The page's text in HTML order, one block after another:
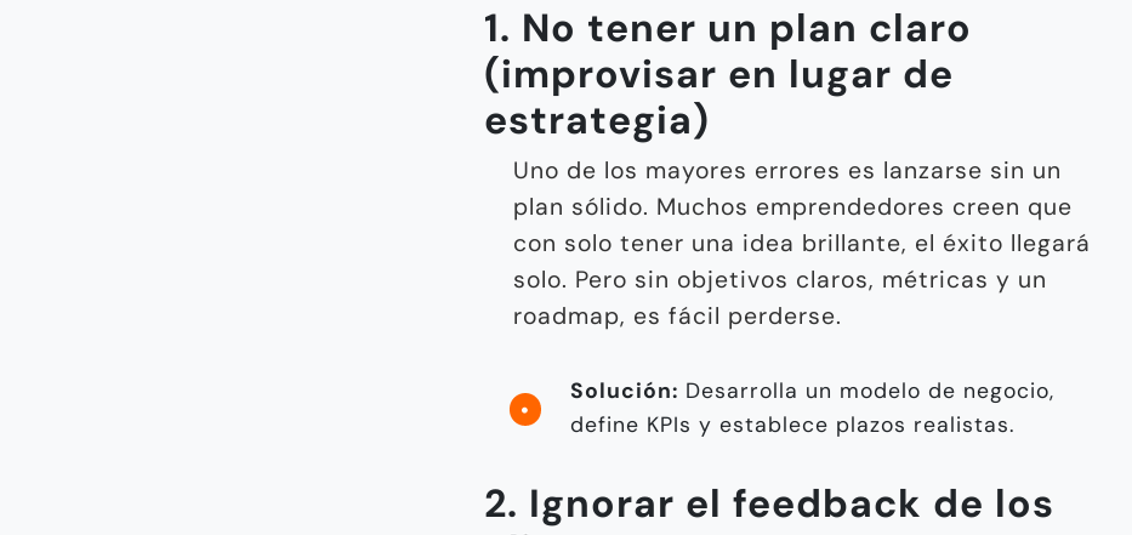
1. No tener un plan claro
(improvisar en lugar de
estrategia)
Uno de los mayores errores es lanzarse sin un
plan sólido. Muchos emprendedores creen que
con solo tener una idea brillante, el éxito llegará
solo. Pero sin objetivos claros, métricas y un
roadmap, es fácil perderse.
Solución: Desarrolla un modelo de negocio,
define KPIs y establece plazos realistas.
2. Ignorar el feedback de los